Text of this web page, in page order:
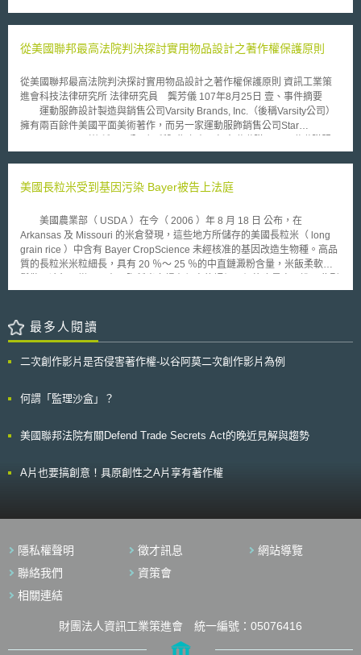
新修法案之目的在於解決相關遊戲業者面對舊法時的疑惑。修法後將博
明確的立法條文。法案做出明確規範後，大幅度的降低遊戲機業者對於政府
我國，長久以來電子遊戲場所給大眾多為不良的印象，政府雖然早已制定
「電子遊戲場業管理條例」作為規範，但自民國八十九年二月三日公布施行
至今已超過十五年，立法時之管制目的及作法與現今社會風氣、產業趨勢已
不盡相符，本文擬藉由參考美國佛州對於遊戲機的定義及限制規定，就未來
可能之修法方向提出建議。首先論我國現行條例之問題，再論美國佛州立法
Amusement Games Act: 美國佛州Family Amusement Games Act (以
眾單純娛樂之遊戲，得使用鈔票、硬幣、卡片、彩券、代幣、籌碼或相似的
質的遊戲。」從佛州法條上的解釋可以看出，此立法上將遊戲區分技術性與
博弈性兩種類型，遊戲者必須是以自身遊戲技巧控制遊戲並能影響其結果，
且非只靠運氣或投機心態遊戲。與佛州舊法相比，新法之遊戲機不僅以使用
硬幣為限，允許使用其它相類似的替代物遊戲。提高了彩券獎品的金額限
制，並新增遊戲機得放置的場域(保齡球館、旅館、餐廳)。 為了使定義
更加完善，美國佛州新法僅針對博弈性遊戲做解釋:「1.遊戲以機械式或影像
撲克、賓果、拉霸機、樂透、輪盤賭、擲骰子，但不僅限於上述之遊戲。2.
遊戲中玩家無法以自身技巧控制結果或其遊戲結果為不可目測、不可知悉、
備。4.任何遊戲或設備被規定在15 U.S.C. s. 1171，除非排除在15 U.S.C. s.
義，使遊戲業者能清楚的知道遊戲機的類別區分，對於機台發展和市場推廣
碼、點數、折價卷或任何有兌換價值之電子點數當作獎勵。此類遊戲機，因
券做為遊戲獎勵之遊戲機。C類為得以直接獲取獎勵物品之遊戲機，但其商
品價值不得超過一定之金額限定。B、C兩類遊戲機，其擺放場域相似度
子、電腦、機械或其它類似方式操縱，以產生或顯示聲光影像、圖案、動
作、之遊樂機具，或利用上述方式操縱鋼珠或鋼片發射之遊樂機具。但未具
影像、圖案，僅供兒童騎乘者，不包括在內。」關於電子遊戲機的認定，判
斷上以是否利用電、電子、電腦、機械或其它類似方式操縱，若是符合以上
例」採營業分級、機具分類之制度，依據遊戲之內容之暴露、暴力、血腥、
恐怖程度及操作結果區分將電子遊戲機分為三類:益智類、鋼珠類、娛樂
從美國聯邦最高法院判決探討實用物品設計之著作權保護原則
從美國聯邦最高法院判決探討實用物品設計之著作權保護原則 資訊工業策
進會科技法律研究所 法律研究員 龔芳儀 107年8月25日 壹、事件摘要
運動服飾設計製造與銷售公司Varsity Brands, Inc.（後稱Varsity公司）
擁有兩百餘件美國平面美術著作，而另一家運動服飾銷售公司Star
等。 Varsity公司於2014年向美國田納西州西區聯邦地區法院對Star公
Varsity公司控告Star公司於2010年的產品型錄與網站中所展示的啦啦隊服相
JD Supra, LLC彙整 圖一 Varsity公司指出Star公司之啦啦隊服相似於Varsity
公司已註冊為美國著作之啦啦隊服設計[1] Varsity公司所擁有之五件平
面美術著作[2]，如圖二所示，其中兩件（Design 299A與Design 299B）為
啦啦隊服照片，另三件（Design 074、Design 078與Design 0815）為啦
啦隊服之設計圖稿。被告Star公司認為Varsity公司之設計圖稿明顯是以啦啦
function of the article that embodies it）」而不受保護之設計項目，即設計
在作品上之呈現方式，僅展現功能性質，也就是說啦啦隊服上的圖樣設計為
凸顯啦啦隊服功能，該些圖樣具功能性而不受著作權所保護。而Varsity公司
源：美國田納西州西區聯邦地區法院判決 圖二 Varsity公司之五件美國平面
隊服可承受劇烈動作、吸汗等功能係屬於實用物品、且其顏色與設計在概念
啦隊員因穿著隊服而產生啦啦隊效果，使觀察者看到穿著啦啦隊服者而知道
件平面美術著作。 本案經Varsity公司上訴，聯邦第六巡迴上訴法院於
設計[5]且可被分離、獨立於啦啦隊服，即圖形設計與啦啦隊服可各別存在，
（ownership of a valid copyright） Varsity公司分別於2005年至2008
年間於美國著作權局(Copyright Office)完成前述五件平面美術著作註冊，得
以推定Varsity公司擁有原創著作。 二、Star公司所抄襲之元素為著作保
時是否以其著作當作創作模型之事實問題（a factual matter）、進而判斷受
Star公司所抄襲之元素是否為著作保護標地之法律問題（a legal matter）。
美國長粒米受到基因污染 Bayer被告上法庭
美國農業部（ USDA ）在今（ 2006 ）年 8 月 18 日 公布，在
Arkansas 及 Missouri 的米倉發現，這些地方所儲存的美國長粒米（ long
grain rice ）中含有 Bayer CropScience 未經核准的基因改造生物種。高品
質的長粒米米粒細長，具有 20 ％～ 25 ％的中直鏈澱粉含量，米飯柔軟但
白米的國家有西歐、中東、加勒比海各國、新加坡、馬來西亞等，出口國為
地是在 Arkansas ，意外事件發生時，當地農夫正在收成稻米。 截至目
前 8 月底，美國本土因為基改稻米的基因污染了美國長粒米（ U.S. long
起，主要內容為請求因為基因污染致美國長粒米的價格下跌的損害賠償。另
雖然 USDA 表示混入 GMO 的長粒米並不會對人體或環境造成危害，但 世
粒米未含有 Bayer CropScience 所研發尚未經許可之 GMO 特性，始得上架
最多人閱讀
二次創作影片是否侵害著作權-以谷阿莫二次創作影片為例
何謂「監理沙盒」？
美國聯邦法院有關Defend Trade Secrets Act的晚近見解與趨勢
A片也要搞創意！具原創性之A片享有著作權
隱私權聲明 徵才訊息
網站導覽
聯絡我們
資策會
相關連結
財團法人資訊工業策進會 統一編號：05076416